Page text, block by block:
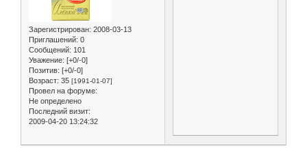
Зарегистрирован: 2008-03-13
Приглашений: 0
Сообщений: 101
Уважение: [+0/-0]
Позитив: [+0/-0]
Возраст: 35 [1991-01-07]
Провел на форуме:
Не определено
Последний визит:
2009-04-20 13:24:32